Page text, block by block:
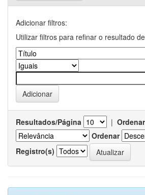
Adicionar filtros:
Utilizar filtros para refinar o resultado
Resultados/Página |
Ordenar
Registro(s)